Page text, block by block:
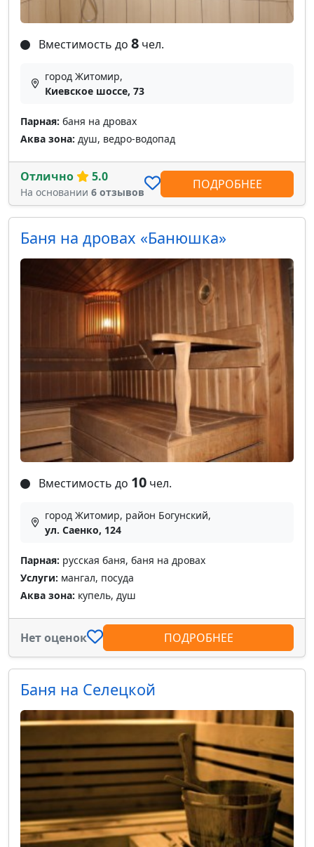
Вместимость до 8 чел.
город Житомир,
Киевское шоссе, 73
Парная: баня на дровах
Аква зона: душ, ведро-водопад
Отлично 5.0
На основании 6 отзывов
ПОДРОБНЕЕ
Баня на дровах «Банюшка»
Вместимость до 10 чел.
город Житомир, район Богунский,
ул. Саенко, 124
Парная: русская баня, баня на дровах
Услуги: мангал, посуда
Аква зона: купель, душ
Нет оценок ПОДРОБНЕЕ
Баня на Селецкой